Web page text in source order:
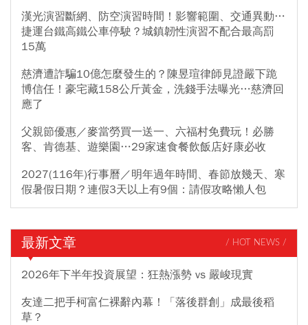
漢光演習斷網、防空演習時間！影響範圍、交通異動…
捷運台鐵高鐵公車停駛？城鎮韌性演習不配合最高罰
15萬
慈濟遭詐騙10億怎麼發生的？陳昱瑄律師見證嚴下跪
博信任！豪宅藏158公斤黃金，洗錢手法曝光…慈濟回
應了
父親節優惠／麥當勞買一送一、六福村免費玩！必勝
客、肯德基、遊樂園…29家速食餐飲飯店好康必收
2027(116年)行事曆／明年過年時間、春節放幾天、寒
假暑假日期？連假3天以上有9個：請假攻略懶人包
最新文章 / HOT NEWS /
2026年下半年投資展望：狂熱漲勢 vs 嚴峻現實
友達二把手柯富仁裸辭內幕！「落後群創」成最後稻
草？